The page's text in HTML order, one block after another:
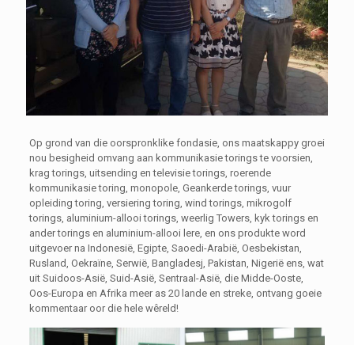
Op grond van die oorspronklike fondasie, ons maatskappy groei
nou besigheid omvang aan kommunikasie torings te voorsien,
krag torings, uitsending en televisie torings, roerende
kommunikasie toring, monopole, Geankerde torings, vuur
opleiding toring, versiering toring, wind torings, mikrogolf
torings, aluminium-allooi torings, weerlig Towers, kyk torings en
ander torings en aluminium-allooi lere, en ons produkte word
uitgevoer na Indonesië, Egipte, Saoedi-Arabië, Oesbekistan,
Rusland, Oekraïne, Serwië, Bangladesj, Pakistan, Nigerië ens, wat
uit Suidoos-Asië, Suid-Asië, Sentraal-Asië, die Midde-Ooste,
Oos-Europa en Afrika meer as 20 lande en streke, ontvang goeie
kommentaar oor die hele wêreld!